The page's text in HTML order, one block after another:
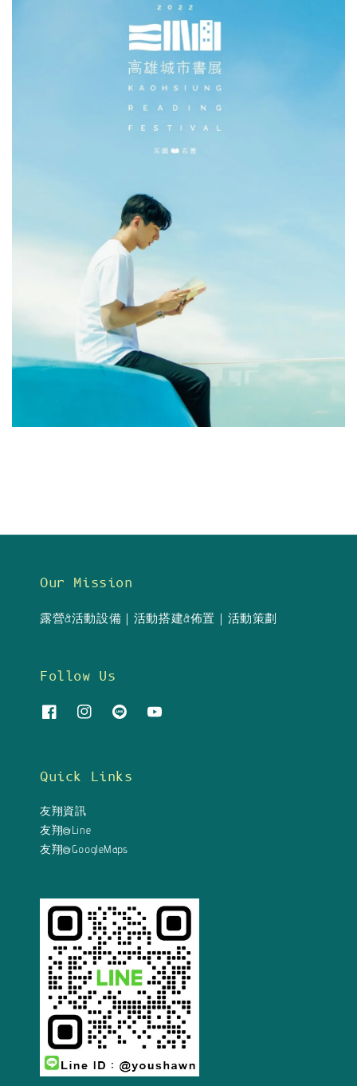
Our Mission
露營&活動設備｜活動搭建&佈置｜活動策劃
Follow Us
Quick Links
友翔資訊
友翔@Line
友翔@GoogleMaps